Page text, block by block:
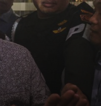
- 12.31
Email